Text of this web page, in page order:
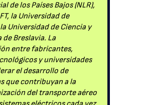
de los Países Bajos (NLR),
la Universidad de
Universidad de Ciencia y
de Breslavia. La
entre fabricantes,
y universidades
el desarrollo de
que contribuyan a la
del transporte aéreo